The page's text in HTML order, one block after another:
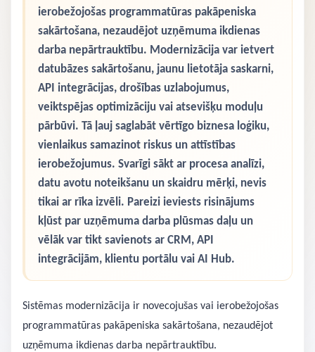
ierobežojošas programmatūras pakāpeniska
sakārtošana, nezaudējot uzņēmuma ikdienas
darba nepārtrauktību. Modernizācija var ietvert
datubāzes sakārtošanu, jaunu lietotāja saskarni,
API integrācijas, drošības uzlabojumus,
veiktspējas optimizāciju vai atsevišķu moduļu
pārbūvi. Tā ļauj saglabāt vērtīgo biznesa loģiku,
vienlaikus samazinot riskus un attīstības
ierobežojumus. Svarīgi sākt ar procesa analīzi,
datu avotu noteikšanu un skaidru mērķi, nevis
tikai ar rīka izvēli. Pareizi ieviests risinājums
kļūst par uzņēmuma darba plūsmas daļu un
vēlāk var tikt savienots ar CRM, API
integrācijām, klientu portālu vai AI Hub.
Sistēmas modernizācija ir novecojušas vai ierobežojošas
programmatūras pakāpeniska sakārtošana, nezaudējot
uzņēmuma ikdienas darba nepārtrauktību.